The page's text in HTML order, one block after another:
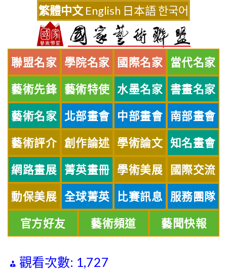
繁體中文 English 日本語한국어
聯盟名家 學院名家 國際名家 當代名家
藝術先鋒 藝術特使 水墨名家 書畫名家
藝術名家 北部畫會 中部畫會 南部畫會
藝術評介 創作論述 學術論文 知名畫會
網路畫展 菁英畫冊 學術美展 國際交流
動保美展 全球菁英 比賽訊息 服務團隊
官方好友 藝術頻道 藝聞快報
觀看次數: 1,727